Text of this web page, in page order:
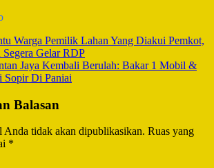
Warga Pemilik Lahan Yang Diakui Pemkot,
Gelar RDP
Jaya Kembali Berulah: Bakar 1 Mobil &
Sopir Di Paniai
Balasan
Anda tidak akan dipublikasikan. Ruas yang
*